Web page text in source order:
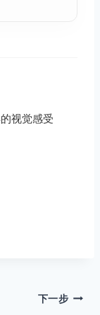
视觉感受
下一步